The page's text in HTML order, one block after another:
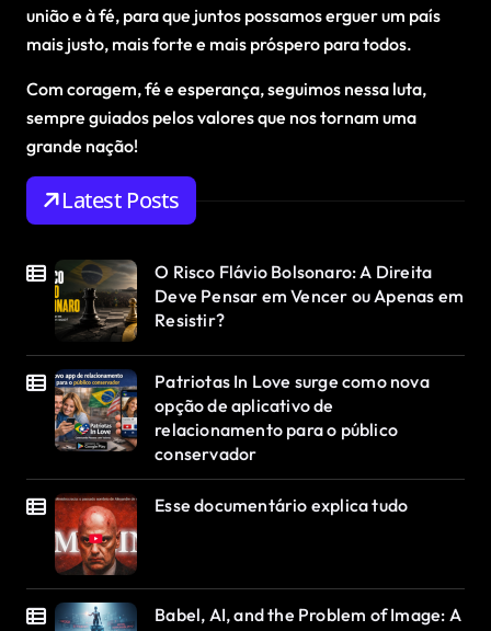
união e à fé, para que juntos possamos erguer um país
mais justo, mais forte e mais próspero para todos.
Com coragem, fé e esperança, seguimos nessa luta,
sempre guiados pelos valores que nos tornam uma
grande nação!
Latest Posts
O Risco Flávio Bolsonaro: A Direita
Deve Pensar em Vencer ou Apenas em
Resistir?
Patriotas In Love surge como nova
opção de aplicativo de
relacionamento para o público
conservador
Esse documentário explica tudo
Babel, AI, and the Problem of Image: A